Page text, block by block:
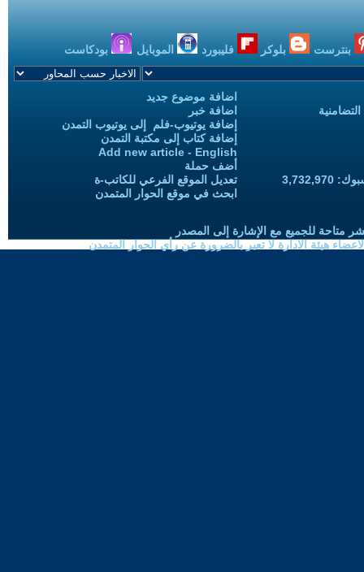
بنترست بلوكر فليبورد الموبايل بودكاست
اضافة موضوع جديد
اضافة خبر
إضافة يوتيوب-فلم إلى يوتيوب التمدن
إضافة كتاب إلى مكتبة التمدن
Add new article - English
أضف حملة
تعديل الموقع الفرعي للكاتب-ة
ابحث في موقع الحوار المتمدن
متاحة للجميع مع الإشارة إلى المصدر
هيئة الادارة لا تعبر بالضرورة عن رأي الحوار المتمدن